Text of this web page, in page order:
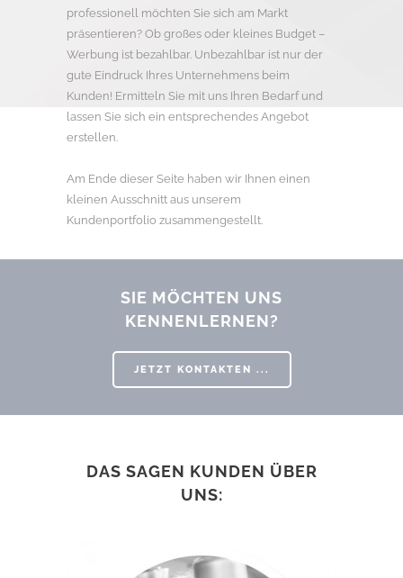
professionell möchten Sie sich am Markt
präsentieren? Ob großes oder kleines Budget –
Werbung ist bezahlbar. Unbezahlbar ist nur der
gute Eindruck Ihres Unternehmens beim
Kunden! Ermitteln Sie mit uns Ihren Bedarf und
lassen Sie sich ein entsprechendes Angebot
erstellen.
Am Ende dieser Seite haben wir Ihnen einen
kleinen Ausschnitt aus unserem
Kundenportfolio zusammengestellt.
SIE MÖCHTEN UNS
KENNENLERNEN?
JETZT KONTAKTEN ...
DAS SAGEN KUNDEN ÜBER
UNS: